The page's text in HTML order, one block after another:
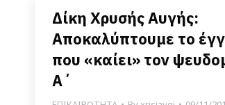
Δίκη Χρυσής Αυγής:
Αποκαλύπτουμε το
που «καίει» τον
Α΄